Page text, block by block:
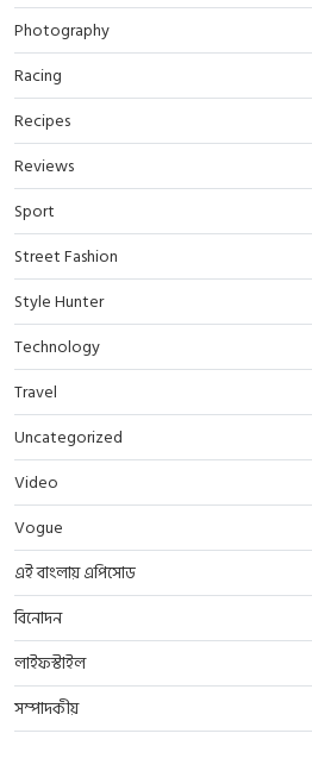
Photography
Racing
Recipes
Reviews
Sport
Street Fashion
Style Hunter
Technology
Travel
Uncategorized
Video
Vogue
এই বাংলায় এপিসোড
বিনোদন
লাইফস্টাইল
সম্পাদকীয়